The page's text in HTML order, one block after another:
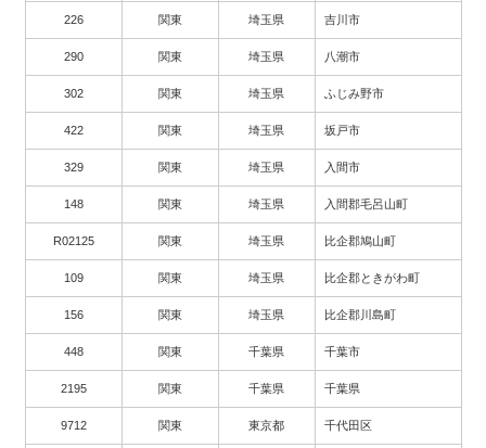
226 関東 埼玉県 吉川市
290 関東 埼玉県 八潮市
302 関東 埼玉県 ふじみ野市
422 関東 埼玉県 坂戸市
329 関東 埼玉県 入間市
148 関東 埼玉県 入間郡毛呂山町
R02125 関東 埼玉県 比企郡鳩山町
109 関東 埼玉県 比企郡ときがわ町
156 関東 埼玉県 比企郡川島町
448 関東 千葉県 千葉市
2195 関東 千葉県 千葉県
9712 関東 東京都 千代田区